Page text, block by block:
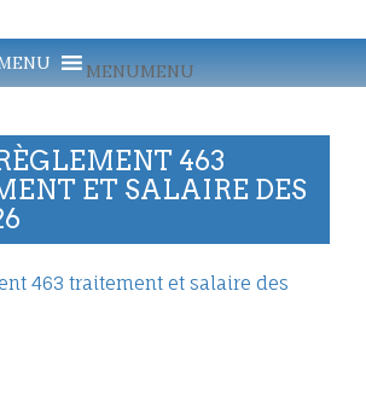
MENUMENU
463
ET SALAIRE DES
463 traitement et salaire des